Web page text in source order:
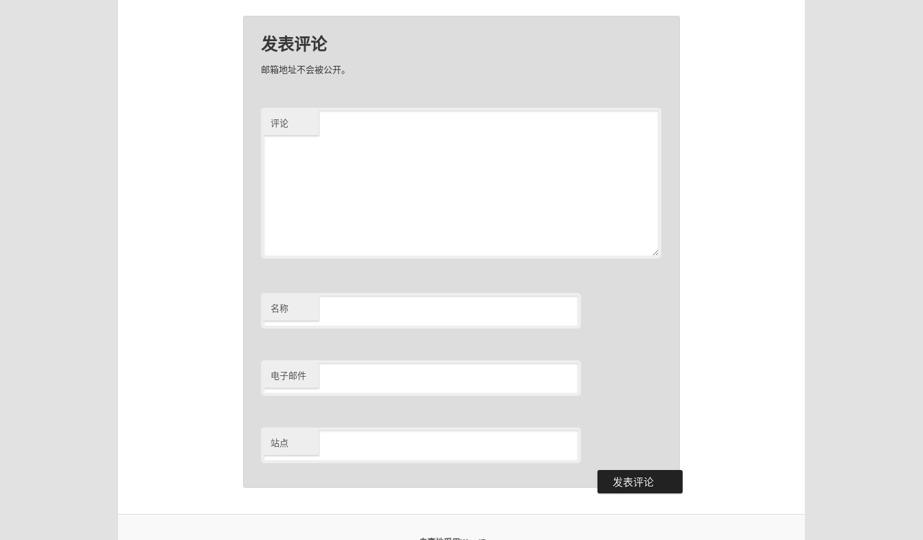
发表评论
邮箱地址不会被公开。
评论
名称
电子邮件
站点